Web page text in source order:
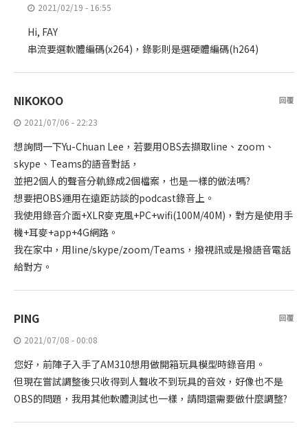
2021/02/19 - 16:55
Hi, FAY
串流要選軟體編碼(x264)，錄影則是選硬體編碼(h264)
NIKOKOO
2021/07/06 - 22:23
想詢問一下Yu-Chuan Lee，若要用OBS去擷取line、zoom、
skype、Teams的語音對話，
並把2個人的聲音分軌錄成2個檔案，也是一樣的做法嗎?
想要把OBS運用在遠距訪談的podcast錄音上。
我使用錄音介面+XLR麥克風+PC+wifi(100M/40M)，對方是使用手
機+耳麥+app+4G網路。
我在家中，用line/skype/zoom/Teams，撥視訊或是撥語音電話
給對方。
回覆
PING
2021/07/08 - 00:08
您好，前陣子入手了AM310想用做開箱玩具模型時錄音用。
但現在嘗試調整後只收得到人聲收不到玩具的音效，好像也不是
OBS的問題，我用其他軟體測試也一樣，請問還需要做什麼調整?
回覆